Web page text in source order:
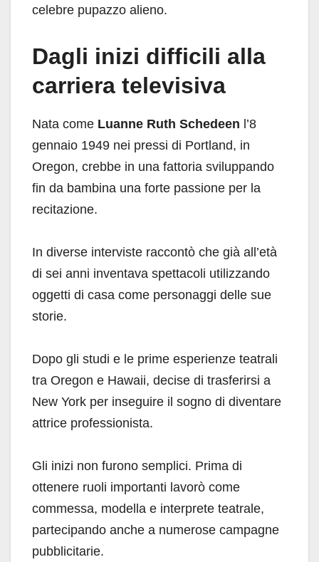
celebre pupazzo alieno.
Dagli inizi difficili alla
carriera televisiva
Nata come Luanne Ruth Schedeen l’8
gennaio 1949 nei pressi di Portland, in
Oregon, crebbe in una fattoria sviluppando
fin da bambina una forte passione per la
recitazione.
In diverse interviste raccontò che già all’età
di sei anni inventava spettacoli utilizzando
oggetti di casa come personaggi delle sue
storie.
Dopo gli studi e le prime esperienze teatrali
tra Oregon e Hawaii, decise di trasferirsi a
New York per inseguire il sogno di diventare
attrice professionista.
Gli inizi non furono semplici. Prima di
ottenere ruoli importanti lavorò come
commessa, modella e interprete teatrale,
partecipando anche a numerose campagne
pubblicitarie.